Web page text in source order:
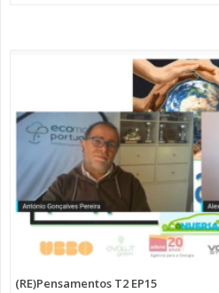
(RE)Pensamentos T2 EP15